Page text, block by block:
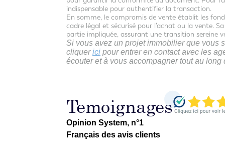
indispensable pour authentifier la transaction.
En somme, le compromis de vente établit les
cadre légal et sécurisé pour l’achat ou la vente.
partie impliquée, assurant une transition sereine
Si vous avez un projet immobilier que vous
cliquerici pour entrer en contact avec les
écouter et à vous accompagner tout au
Temoignages
Opinion System, n°1
Français des avis clients